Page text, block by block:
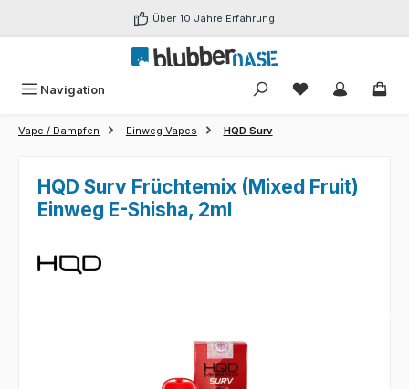
Zum Hauptinhalt springen Über 10 Jahre Erfahrung
Navigation Du hast 0
Vape / Dampfen Einweg Vapes HQD Surv
HQD Surv Früchtemix (Mixed Fruit)
Einweg E-Shisha, 2ml